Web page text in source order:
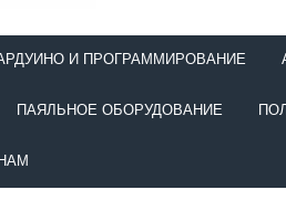
И ПРОГРАММИРОВАНИЕ
ПАЯЛЬНОЕ ОБОРУДОВАНИЕ